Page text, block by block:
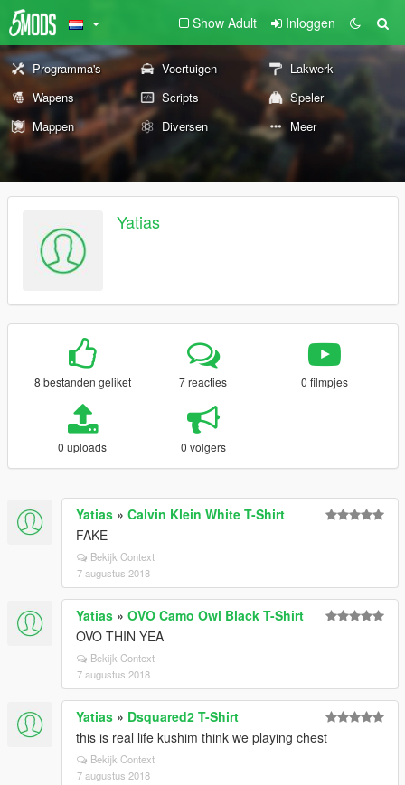
Show Adult Inloggen
Programma's Voertuigen
Lakwerk
Wapens
Scripts
Speler
Mappen
Diversen Meer
Yatias
8 bestanden geliket 7 reacties 0 filmpjes
0 uploads 0 volgers
Yatias » Calvin Klein White T-Shirt
FAKE
Bekijk Context
7 augustus 2018
Yatias » OVO Camo Owl Black T-Shirt
OVO THIN YEA
Bekijk Context
7 augustus 2018
Yatias » Dsquared2 T-Shirt
this is real life kushim think we playing chest
Bekijk Context
7 augustus 2018